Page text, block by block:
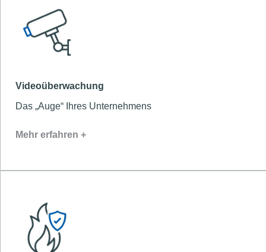
Videoüberwachung
Das „Auge“ Ihres Unternehmens
Mehr erfahren +